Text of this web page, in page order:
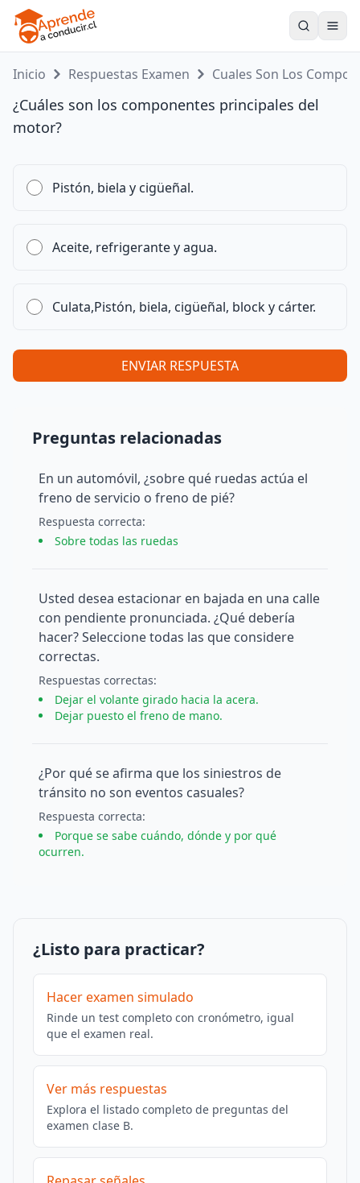
Inicio Respuestas Examen Cuales Son Los Compo...
¿Cuáles son los componentes principales del
motor?
Pistón, biela y cigüeñal.
Aceite, refrigerante y agua.
Culata,Pistón, biela, cigüeñal, block y cárter.
ENVIAR RESPUESTA
Preguntas relacionadas
En un automóvil, ¿sobre qué ruedas actúa el
freno de servicio o freno de pié?
Respuesta correcta:
Sobre todas las ruedas
Usted desea estacionar en bajada en una calle
con pendiente pronunciada. ¿Qué debería
hacer? Seleccione todas las que considere
correctas.
Respuestas correctas:
Dejar el volante girado hacia la acera.
Dejar puesto el freno de mano.
¿Por qué se afirma que los siniestros de
tránsito no son eventos casuales?
Respuesta correcta:
Porque se sabe cuándo, dónde y por qué
ocurren.
¿Listo para practicar?
Hacer examen simulado
Rinde un test completo con cronómetro, igual
que el examen real.
Ver más respuestas
Explora el listado completo de preguntas del
examen clase B.